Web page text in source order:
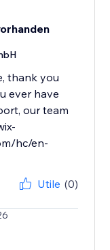
thank you
ever have
our team
hc/en-
Utile (0)